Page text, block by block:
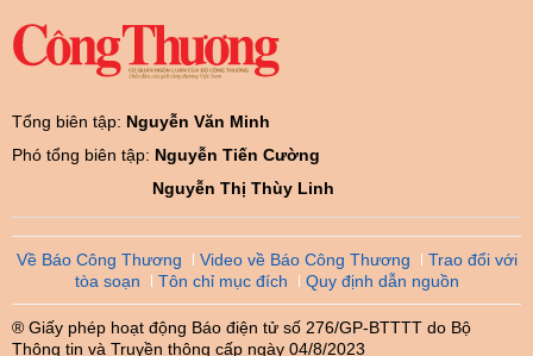
Tổng biên tập: Nguyễn Văn Minh
Phó tổng biên tập: Nguyễn Tiến Cường
Nguyễn Thị Thùy Linh
Về Báo Công Thương Video về Báo Công Thương
Trao đổi với
tòa soạn
Tôn chỉ mục đích Quy định dẫn nguồn
® Giấy phép hoạt động Báo điện tử số 276/GP-BTTTT do Bộ
Thông tin và Truyền thông cấp ngày 04/8/2023